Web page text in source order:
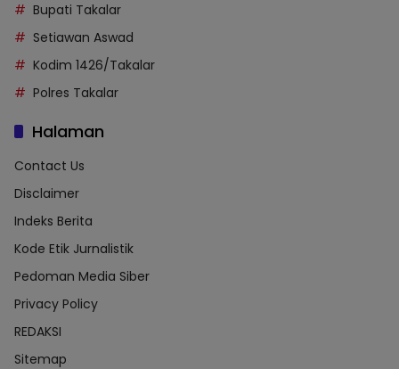
Bupati Takalar
Setiawan Aswad
Kodim 1426/Takalar
Polres Takalar
Halaman
Contact Us
Disclaimer
Indeks Berita
Kode Etik Jurnalistik
Pedoman Media Siber
Privacy Policy
REDAKSI
Sitemap